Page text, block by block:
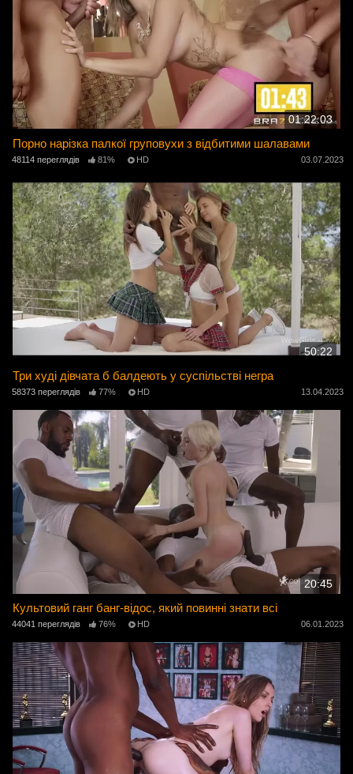
01:22:03
Порно нарізка палкої груповухи з відбитими шалавами
48114 переглядів 81% HD 03.07.2023
50:22
Три худі дівчата б балдеють у суспільстві негра
58373 переглядів 77% HD 13.04.2023
20:45
Культовий ганг банг-відос, який повинні знати всі
44041 переглядів 76% HD 06.01.2023